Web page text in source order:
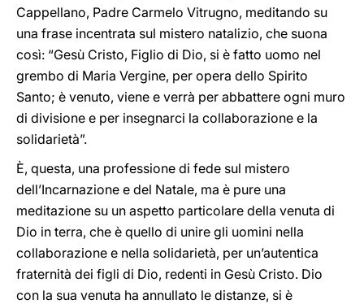
Cappellano, Padre Carmelo Vitrugno, meditando su
una frase incentrata sul mistero natalizio, che suona
così: “Gesù Cristo, Figlio di Dio, si è fatto uomo nel
grembo di Maria Vergine, per opera dello Spirito
Santo; è venuto, viene e verrà per abbattere ogni muro
di divisione e per insegnarci la collaborazione e la
solidarietà”.
È, questa, una professione di fede sul mistero
dell’Incarnazione e del Natale, ma è pure una
meditazione su un aspetto particolare della venuta di
Dio in terra, che è quello di unire gli uomini nella
collaborazione e nella solidarietà, per un’autentica
fraternità dei figli di Dio, redenti in Gesù Cristo. Dio
con la sua venuta ha annullato le distanze, si è